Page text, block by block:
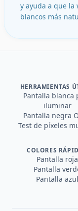
y ayuda a que la
blancos más
HERRAMIENTAS
Pantalla blanca
iluminar
Pantalla negra
Test de píxeles
COLORES
Pantalla roja
Pantalla
Pantalla azul